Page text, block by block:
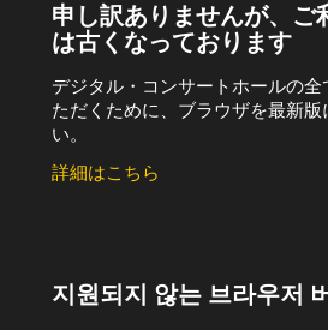
申し訳ありませんが、ご
は古くなっております
デジタル・コンサートホールの
ただくために、ブラウザを最新版
い。
詳細はこちら
지원되지 않는 브라우저